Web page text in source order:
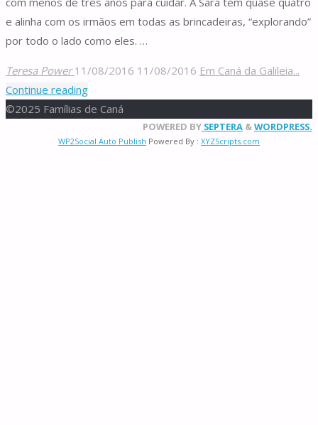
e alinha com os irmãos em todas as brincadeiras, “explorando”
por todo o lado como eles. …
Teresa Power 11/08/2016 11/08/2016 Em Caná da Galileia...
Continue reading"No
útero
misericórdia"
©2025 Famílias de Caná
POWERED BY SEPTERA &WORDPRESS.
WP2Social Auto Publish Powered By : XYZScripts.com